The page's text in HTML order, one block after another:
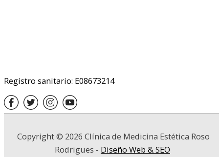
Registro sanitario: E08673214
Copyright © 2026 Clínica de Medicina Estética Roso
Rodrigues - Diseño Web & SEO